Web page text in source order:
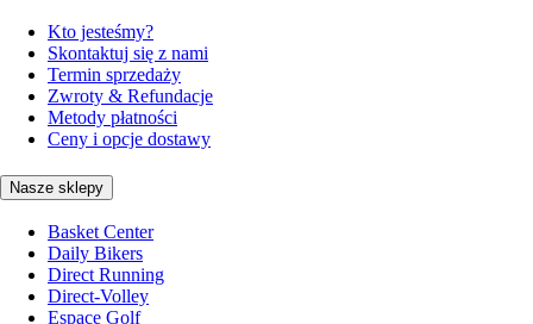
Kto jesteśmy?
Skontaktuj się z nami
Termin sprzedaży
Zwroty & Refundacje
Metody płatności
Ceny i opcje dostawy
Nasze sklepy
Basket Center
Daily Bikers
Direct Running
Direct-Volley
Espace Golf